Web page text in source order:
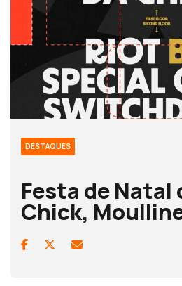
DESTAQUES
Festa de Natal
Chick,